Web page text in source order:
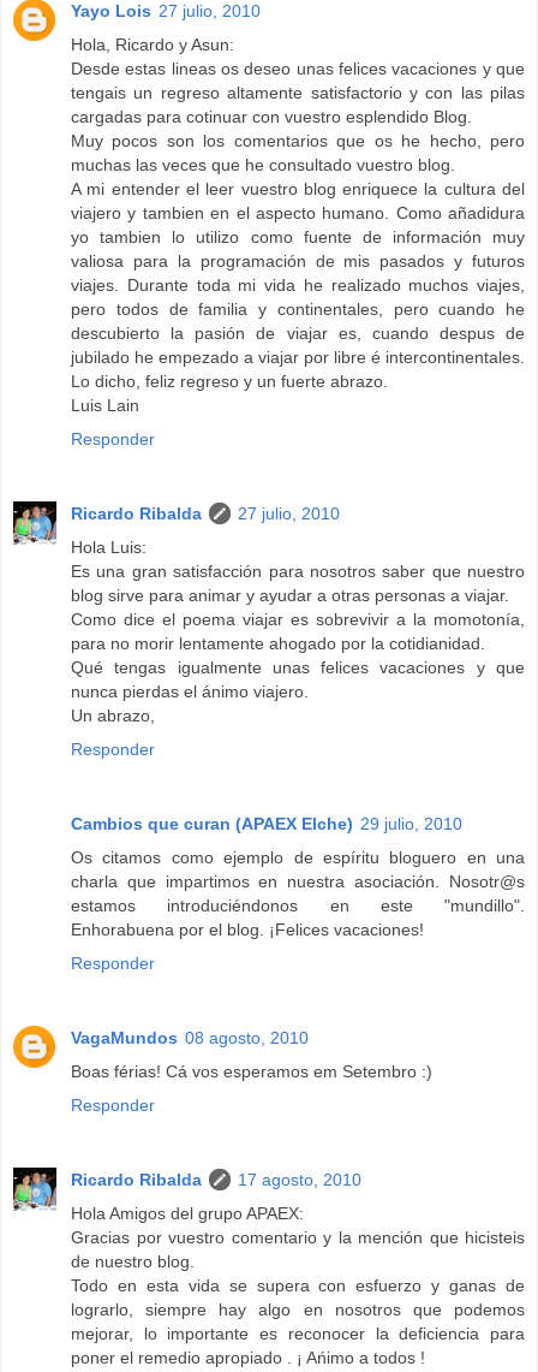
Yayo Lois 27 julio, 2010
Hola, Ricardo y Asun:
Desde estas lineas os deseo unas felices vacaciones y que
tengais un regreso altamente satisfactorio y con las pilas
cargadas para cotinuar con vuestro esplendido Blog.
Muy pocos son los comentarios que os he hecho, pero
muchas las veces que he consultado vuestro blog.
A mi entender el leer vuestro blog enriquece la cultura del
viajero y tambien en el aspecto humano. Como añadidura
yo tambien lo utilizo como fuente de información muy
valiosa para la programación de mis pasados y futuros
viajes. Durante toda mi vida he realizado muchos viajes,
pero todos de familia y continentales, pero cuando he
descubierto la pasión de viajar es, cuando despus de
jubilado he empezado a viajar por libre é intercontinentales.
Lo dicho, feliz regreso y un fuerte abrazo.
Luis Lain
Responder
Ricardo Ribalda
27 julio, 2010
Hola Luis:
Es una gran satisfacción para nosotros saber que nuestro
blog sirve para animar y ayudar a otras personas a viajar.
Como dice el poema viajar es sobrevivir a la momotonía,
para no morir lentamente ahogado por la cotidianidad.
Qué tengas igualmente unas felices vacaciones y que
nunca pierdas el ánimo viajero.
Un abrazo,
Responder
Cambios que curan (APAEX Elche) 29 julio, 2010
Os citamos como ejemplo de espíritu bloguero en una
charla que impartimos en nuestra asociación. Nosotr@s
estamos introduciéndonos en este "mundillo".
Enhorabuena por el blog. ¡Felices vacaciones!
Responder
VagaMundos 08 agosto, 2010
Boas férias! Cá vos esperamos em Setembro :)
Responder
Ricardo Ribalda
17 agosto, 2010
Hola Amigos del grupo APAEX:
Gracias por vuestro comentario y la mención que hicisteis
de nuestro blog.
Todo en esta vida se supera con esfuerzo y ganas de
lograrlo, siempre hay algo en nosotros que podemos
mejorar, lo importante es reconocer la deficiencia para
poner el remedio apropiado . ¡ Ańimo a todos !